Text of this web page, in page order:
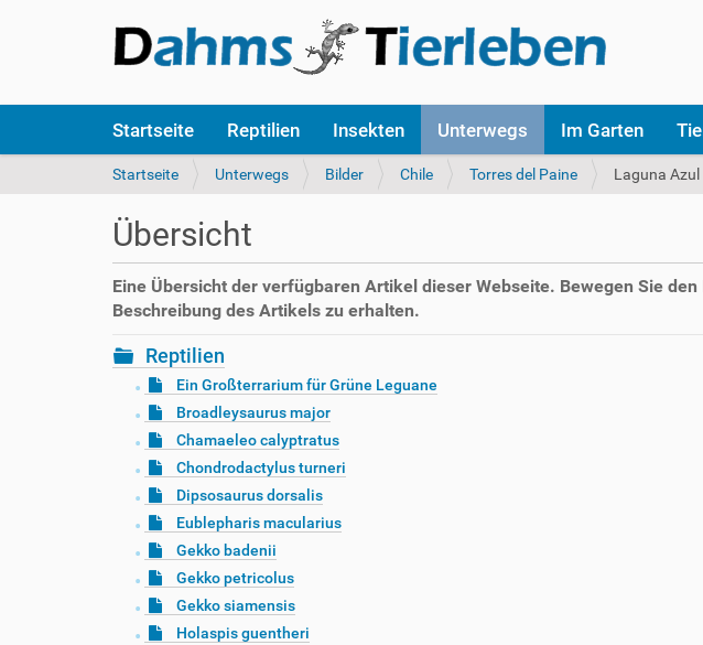
k
Startseite Reptilien Insekten Unterwegs Im Garten
S
e
s
i
n
d
i
e
Startseite Unterwegs Bilder Chile Torres del Paine Laguna Azul
Übersicht
Eine Übersicht der verfügbaren Artikel dieser Webseite. Bewegen Sie
Beschreibung des Artikels zu erhalten.
Reptilien
Ein Großterrarium für Grüne Leguane
Broadleysaurus major
Chamaeleo calyptratus
Chondrodactylus turneri
Dipsosaurus dorsalis
Eublepharis macularius
Gekko badenii
Gekko petricolus
Gekko siamensis
Holaspis guentheri